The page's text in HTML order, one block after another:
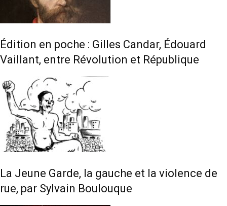
Édition en poche : Gilles Candar, Édouard
Vaillant, entre Révolution et République
La Jeune Garde, la gauche et la violence de
rue, par Sylvain Boulouque